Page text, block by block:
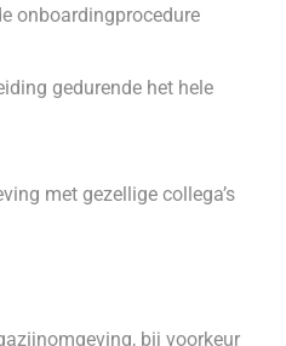
onboardingprocedure
gedurende het hele
met gezellige collega’s
bij voorkeur